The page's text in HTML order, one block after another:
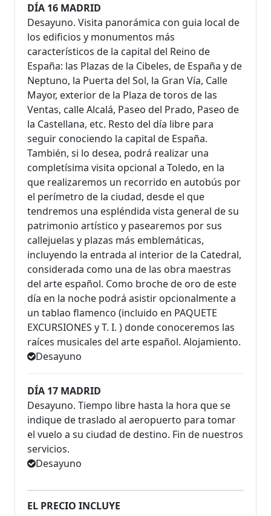
DÍA 16 MADRID
Desayuno. Visita panorámica con guia local de
los edificios y monumentos más
característicos de la capital del Reino de
España: las Plazas de la Cibeles, de España y de
Neptuno, la Puerta del Sol, la Gran Vía, Calle
Mayor, exterior de la Plaza de toros de las
Ventas, calle Alcalá, Paseo del Prado, Paseo de
la Castellana, etc. Resto del día libre para
seguir conociendo la capital de España.
También, si lo desea, podrá realizar una
completísima visita opcional a Toledo, en la
que realizaremos un recorrido en autobús por
el perímetro de la ciudad, desde el que
tendremos una espléndida vista general de su
patrimonio artístico y pasearemos por sus
callejuelas y plazas más emblemáticas,
incluyendo la entrada al interior de la Catedral,
considerada como una de las obra maestras
del arte español. Como broche de oro de este
día en la noche podrá asistir opcionalmente a
un tablao flamenco (incluido en PAQUETE
EXCURSIONES y T. I. ) donde conoceremos las
raíces musicales del arte español. Alojamiento.
Desayuno
DÍA 17 MADRID
Desayuno. Tiempo libre hasta la hora que se
indique de traslado al aeropuerto para tomar
el vuelo a su ciudad de destino. Fin de nuestros
servicios.
Desayuno
EL PRECIO INCLUYE